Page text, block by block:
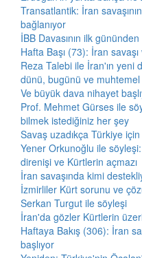
Transatlantik: İran
bağlanıyor
İBB Davasının ilk
Hafta Başı (73): İran
Reza Talebi ile İran'ın yeni
dünü, bugünü ve muhtemel
Ve büyük dava nihayet
Prof. Mehmet Gürses ile
bilmek istediğiniz her şey
Savaş uzadıkça Türkiye
Yener Orkunoğlu ile
direnişi ve Kürtlerin açmazı
İran savaşında kimi
İzmirliler Kürt sorunu ve
Serkan Turgut ile söyleşi
İran'da gözler Kürtlerin
Haftaya Bakış (306): İran
başlıyor